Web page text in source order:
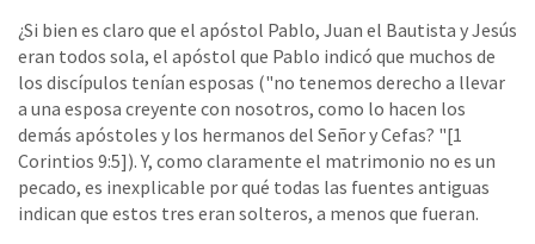
¿Si bien es claro que el apóstol Pablo, Juan el Bautista y Jesús
eran todos sola, el apóstol que Pablo indicó que muchos de
los discípulos tenían esposas ("no tenemos derecho a llevar
a una esposa creyente con nosotros, como lo hacen los
demás apóstoles y los hermanos del Señor y Cefas? "[1
Corintios 9:5]). Y, como claramente el matrimonio no es un
pecado, es inexplicable por qué todas las fuentes antiguas
indican que estos tres eran solteros, a menos que fueran.